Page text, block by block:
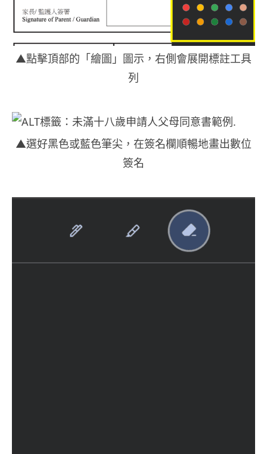
▲點擊頂部的「繪圖」圖示，右側會展開標註工具
列
▲選好黑色或藍色筆尖，在簽名欄順暢地畫出數位
簽名